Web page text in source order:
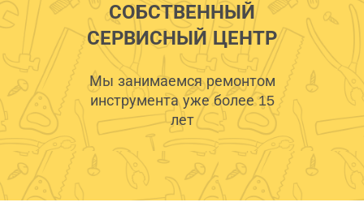
СОБСТВЕННЫЙ
СЕРВИСНЫЙ ЦЕНТР
Мы занимаемся ремонтом
инструмента уже более 15
лет